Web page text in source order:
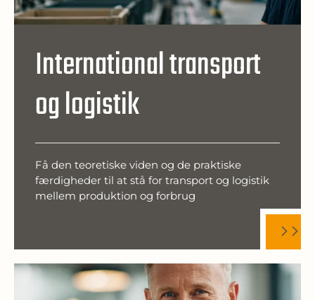
International transport
og logistik
Få den teoretiske viden og de praktiske
færdigheder til at stå for transport og logistik
mellem produktion og forbrug